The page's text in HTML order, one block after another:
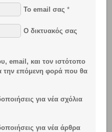
Το email σας *
Ο δικτυακός σας
email, και τον ιστότοπο
την επόμενη φορά που θα
για νέα σχόλια
για νέα άρθρα